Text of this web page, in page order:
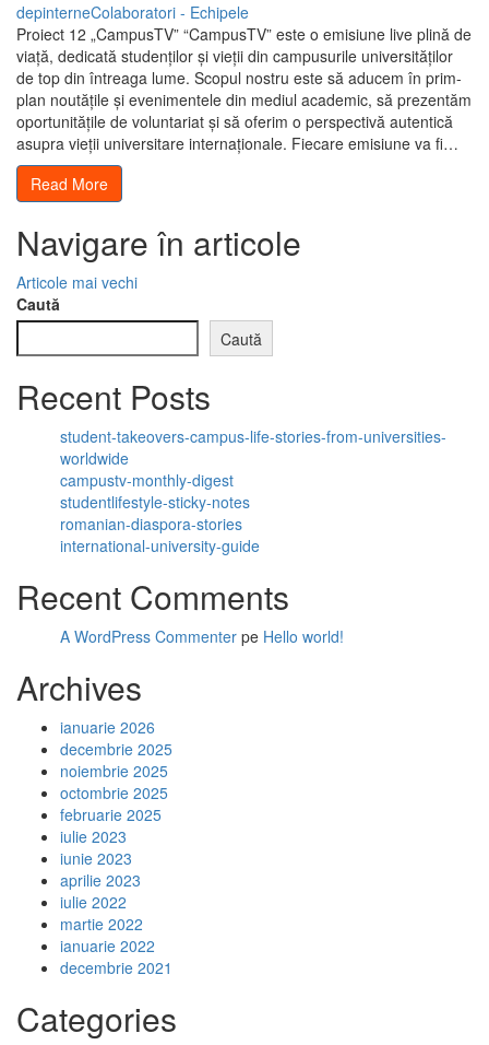
depinterneColaboratori - Echipele
Proiect 12 „CampusTV” “CampusTV” este o emisiune live plină de
viață, dedicată studenților și vieții din campusurile universităților
de top din întreaga lume. Scopul nostru este să aducem în prim-
plan noutățile și evenimentele din mediul academic, să prezentăm
oportunitățile de voluntariat și să oferim o perspectivă autentică
asupra vieții universitare internaționale. Fiecare emisiune va fi…
Read More
Navigare în articole
Articole mai vechi
Caută
Caută
Recent Posts
student-takeovers-campus-life-stories-from-universities-
worldwide
campustv-monthly-digest
studentlifestyle-sticky-notes
romanian-diaspora-stories
international-university-guide
Recent Comments
A WordPress Commenter pe Hello world!
Archives
ianuarie 2026
decembrie 2025
noiembrie 2025
octombrie 2025
februarie 2025
iulie 2023
iunie 2023
aprilie 2023
iulie 2022
martie 2022
ianuarie 2022
decembrie 2021
Categories